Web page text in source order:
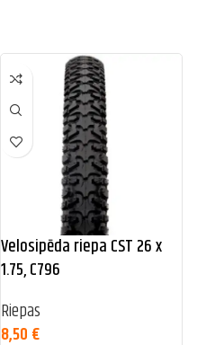
Velosipēda riepa CST 26 x
1.75, C796
Riepas
8,50 €